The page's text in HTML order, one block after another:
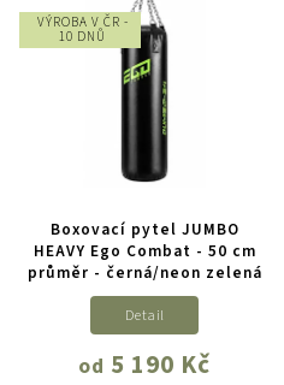
VÝROBA V ČR -
10 DNŮ
Boxovací pytel JUMBO
HEAVY Ego Combat - 50 cm
průměr - černá/neon zelená
od 5 190 Kč
Detail